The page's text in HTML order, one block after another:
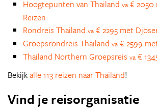
Hoogtepunten van Thailand va € 2050
Reizen
Rondreis Thailand va € 2295 met
Groepsrondreis Thailand va € 2599
Thailand Northern Groepsreis va €
Bekijkalle 113 reizen naar Thailand!
Vind je reisorganisatie